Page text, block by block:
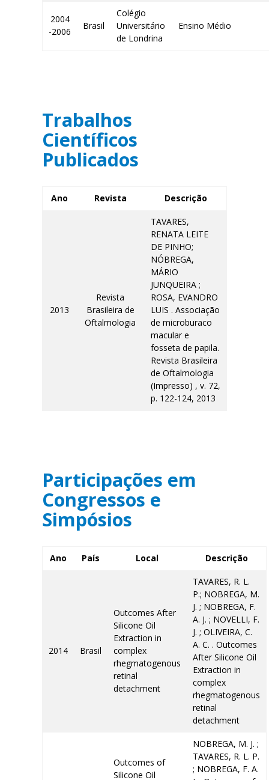
2004
-2006
Brasil
Colégio
Universitário
de Londrina
Ensino Médio
Trabalhos
Científicos
Publicados
Ano Revista Descrição
2013
Revista
Brasileira de
Oftalmologia
TAVARES,
RENATA LEITE
DE PINHO;
NÓBREGA,
MÁRIO
JUNQUEIRA ;
ROSA, EVANDRO
LUIS . Associação
de microburaco
macular e
fosseta de papila.
Revista Brasileira
de Oftalmologia
(Impresso) , v. 72,
p. 122-124, 2013
Participações em
Congressos e
Simpósios
Ano País Local Descrição
2014 Brasil
Outcomes After
Silicone Oil
Extraction in
complex
rhegmatogenous
retinal
detachment
TAVARES, R. L.
P.; NOBREGA, M.
J. ; NOBREGA, F.
A. J. ; NOVELLI, F.
J. ; OLIVEIRA, C.
A. C. . Outcomes
After Silicone Oil
Extraction in
complex
rhegmatogenous
retinal
detachment
Outcomes of
Silicone Oil
NOBREGA, M. J. ;
TAVARES, R. L. P.
; NOBREGA, F. A.